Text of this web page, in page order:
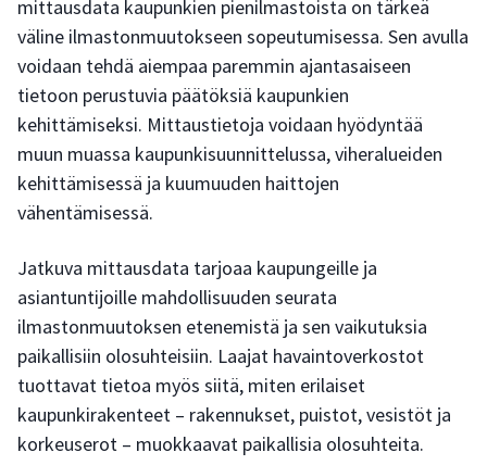
mittausdata kaupunkien pienilmastoista on tärkeä
väline ilmastonmuutokseen sopeutumisessa. Sen avulla
voidaan tehdä aiempaa paremmin ajantasaiseen
tietoon perustuvia päätöksiä kaupunkien
kehittämiseksi. Mittaustietoja voidaan hyödyntää
muun muassa kaupunkisuunnittelussa, viheralueiden
kehittämisessä ja kuumuuden haittojen
vähentämisessä.
Jatkuva mittausdata tarjoaa kaupungeille ja
asiantuntijoille mahdollisuuden seurata
ilmastonmuutoksen etenemistä ja sen vaikutuksia
paikallisiin olosuhteisiin. Laajat havaintoverkostot
tuottavat tietoa myös siitä, miten erilaiset
kaupunkirakenteet – rakennukset, puistot, vesistöt ja
korkeuserot – muokkaavat paikallisia olosuhteita.